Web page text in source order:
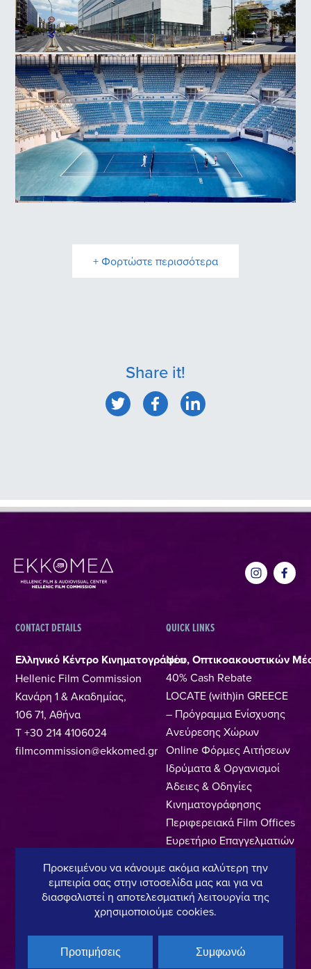
Εθνικό Μουσείο Σύγχρονης Τέχνης
+ Φορτώστε περισσότερα
Share it!
CONTACT DETAILS
Ελληνικό Κέντρο Κινηματογράφου, Οπτικοακουστικών
Hellenic Film Commission
Κανάρη 1 & Ακαδημίας,
106 71, Αθήνα
T +30 214 4106024
filmcommission@ekkomed.gr
QUICK LINKS
Νέα
40% Cash Rebate
LOCATE (with)in GREECE
– Πρόγραμμα Ενίσχυσης
Ανεύρεσης Χώρων
Online Φόρμες Αιτήσεων
Ιδρύματα & Οργανισμοί
Άδειες & Οδηγίες
Κινηματογράφησης
Περιφερειακά Film Offices
Ευρετήριο Επαγγελματιών
Made In Greece
Greek Facts
Επικοινωνία
Προκειμένου να κάνουμε ακόμα καλύτερη την
εμπειρία σας στην ιστοσελίδα μας και για να
διασφαλιστεί η αποτελεσματική λειτουργία της
χρησιμοποιούμε cookies.
Προτιμήσεις Συμφωνώ